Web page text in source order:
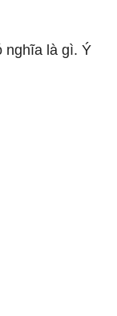
nghĩa là gì. Ý